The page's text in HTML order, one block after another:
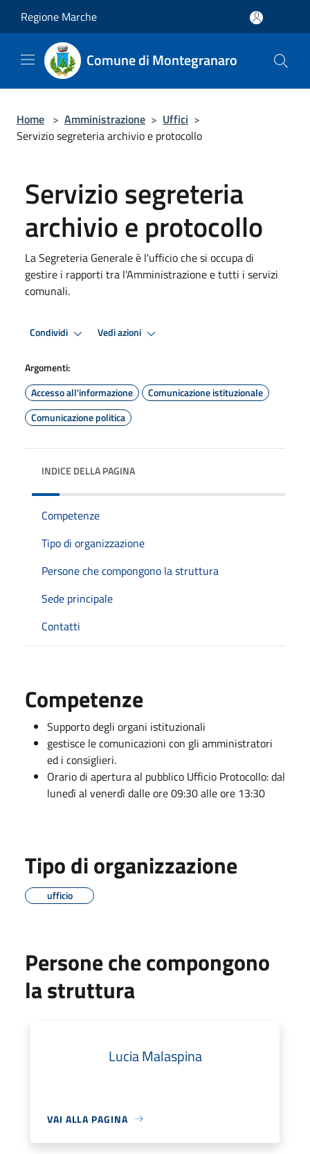
Regione Marche
Comune di Montegranaro
Home > Amministrazione > Uffici >
Servizio segreteria archivio e protocollo
Servizio segreteria
archivio e protocollo
La Segreteria Generale è l'ufficio che si occupa di
gestire i rapporti tra l'Amministrazione e tutti i servizi
comunali.
Condividi Vedi azioni
Argomenti:
Accesso all'informazione
Comunicazione istituzionale
Comunicazione politica
INDICE DELLA PAGINA
Competenze
Tipo di organizzazione
Persone che compongono la struttura
Sede principale
Contatti
Competenze
Supporto degli organi istituzionali
gestisce le comunicazioni con gli amministratori
ed i consiglieri.
Orario di apertura al pubblico Ufficio Protocollo: dal
lunedì al venerdì dalle ore 09:30 alle ore 13:30
Tipo di organizzazione
ufficio
Persone che compongono
la struttura
Lucia Malaspina
VAI ALLA PAGINA